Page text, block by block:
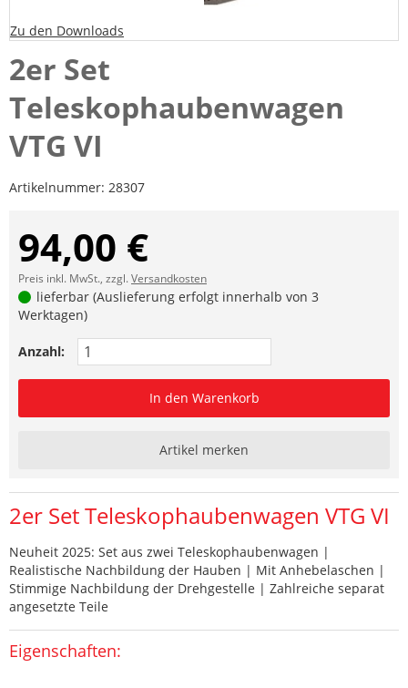
Zu den Downloads
2er Set
Teleskophaubenwagen
VTG VI
Artikelnummer: 28307
94,00 €
Preis inkl. MwSt., zzgl.Versandkosten
lieferbar (Auslieferung erfolgt innerhalb von 3
Werktagen)
Anzahl:
In den Warenkorb
Artikel merken
2er Set Teleskophaubenwagen VTG VI
Neuheit 2025: Set aus zwei Teleskophaubenwagen |
Realistische Nachbildung der Hauben | Mit Anhebelaschen |
Stimmige Nachbildung der Drehgestelle | Zahlreiche separat
angesetzte Teile
Eigenschaften: